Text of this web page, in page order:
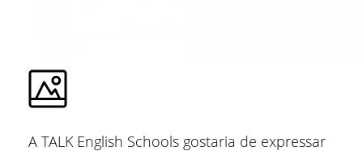
A TALK English Schools gostaria de expressar